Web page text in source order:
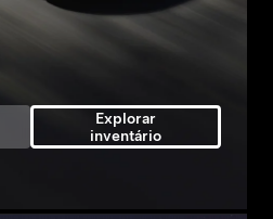
Explorar
inventário